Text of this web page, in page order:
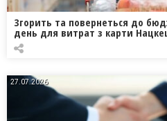
Згорить та повернеться до
день для витрат з карти
27.07.2026